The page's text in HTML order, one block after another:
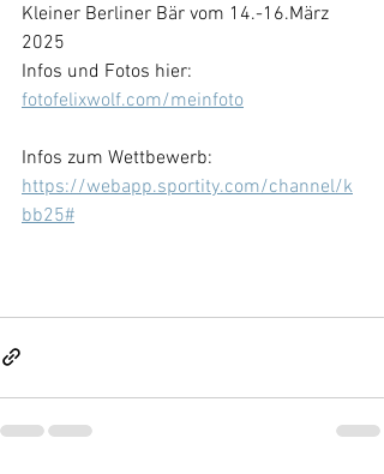
Kleiner Berliner Bär vom 14.-16.März
2025
Infos und Fotos hier:
fotofelixwolf.com/meinfoto
Infos zum Wettbewerb:
https://webapp.sportity.com/channel/k
bb25#